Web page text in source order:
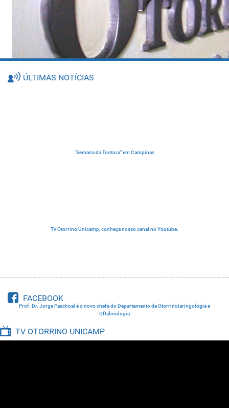
Otorrinolaringologia - Cabeça e Pescoço
ÚLTIMAS NOTÍCIAS
"Semana da Tontura" em Campinas
Tv Otorrino Unicamp, conheça nosso canal no Youtube.
Prof. Dr. Jorge Paschoal é o novo chefe do Departamento de Otorrinolaringologia e
Oftalmologia
FACEBOOK
TV OTORRINO UNICAMP